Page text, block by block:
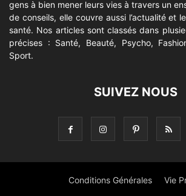
gens à bien mener leurs vies à travers un
de conseils, elle couvre aussi l’actualité et
santé. Nos articles sont classés dans
précises : Santé, Beauté, Psycho,
Sport.
SUIVEZ NOUS
Conditions Générales Vie